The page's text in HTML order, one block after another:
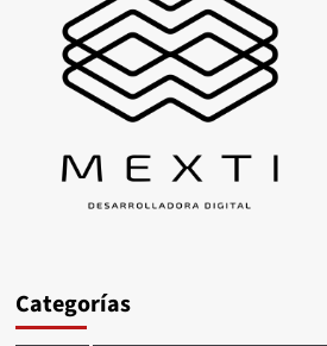
Categorías